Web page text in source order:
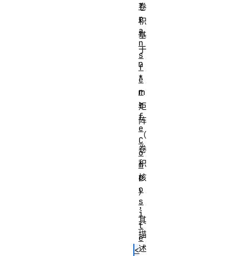
卷
积
基
于
n
*
m
矩
阵
（
卷
积
核
）
，
其
描
述
T
r
a
n
s
f
e
r
>
f
e
C
o
m
p
o
s
i
t
e
<